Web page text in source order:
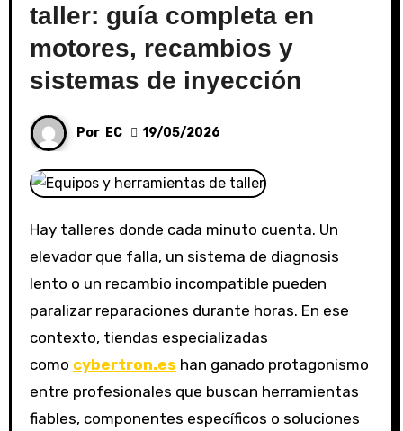
taller: guía completa en
motores, recambios y
sistemas de inyección
Por EC 19/05/2026
Hay talleres donde cada minuto cuenta. Un
elevador que falla, un sistema de diagnosis
lento o un recambio incompatible pueden
paralizar reparaciones durante horas. En ese
contexto, tiendas especializadas
como cybertron.es han ganado protagonismo
entre profesionales que buscan herramientas
fiables, componentes específicos o soluciones